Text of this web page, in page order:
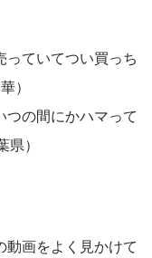
っていてつい買っち
）
つの間にかハマって
）
動画をよく見かけて